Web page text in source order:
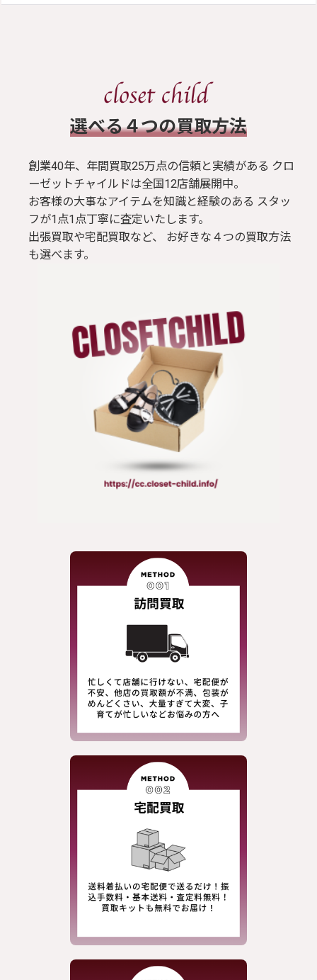
​選べる４つの買取方法
創業40年、年間買取25万点の信頼と実績がある クロ
ーゼットチャイルドは全国12店舗展開中。
お客様の大事なアイテムを知識と経験のある スタッ
フが1点1点丁寧に査定いたします。
出張買取や宅配買取など、 お好きな４つの買取方法
も選べます。